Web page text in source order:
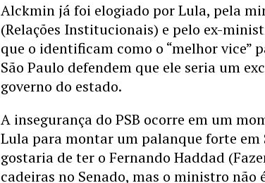
Alckmin já foi elogiado por Lula, pela
(Relações Institucionais) e pelo ex-
que o identificam como o “melhor vice”
São Paulo defendem que ele seria um
governo do estado.
A insegurança do PSB ocorre em um
Lula para montar um palanque forte em
gostaria de ter o Fernando Haddad
cadeiras no Senado, mas o ministro não